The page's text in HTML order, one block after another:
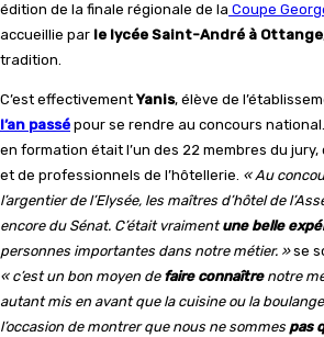
édition de la finale régionale de la Coupe
accueillie par le lycée Saint-André à Ottange
tradition.
C’est effectivement Yanis, élève de
l’an passé pour se rendre au concours
en formation était l’un des 22 membres du
et de professionnels de l’hôtellerie. « Au
l’argentier de l’Elysée, les maîtres d’hôtel de
encore du Sénat. C’était vraimentune belle
personnes importantes dans notre métier. »se
« c’est un bon moyen de faire connaîtrenotre
autant mis en avant que la cuisine ou la
l’occasion de montrer que nous ne sommes pas